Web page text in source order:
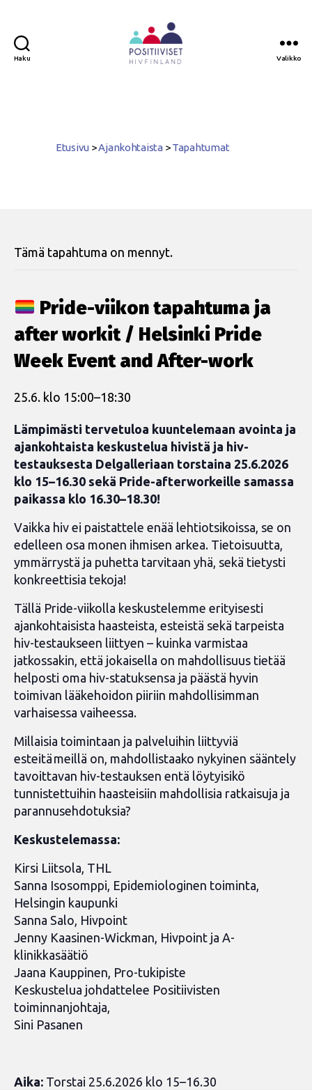
Haku Valikko
Etusivu >Ajankohtaista >Tapahtumat
Tämä tapahtuma on mennyt.
Pride-viikon tapahtuma ja
after workit / Helsinki Pride
Week Event and After-work
25.6. klo 15:00–18:30
Lämpimästi tervetuloa kuuntelemaan avointa ja
ajankohtaista keskustelua hivistä ja hiv-
testauksesta Delgalleriaan torstaina 25.6.2026
klo 15–16.30 sekä Pride-afterworkeille samassa
paikassa klo 16.30–18.30!
Vaikka hiv ei paistattele enää lehtiotsikoissa, se on
edelleen osa monen ihmisen arkea. Tietoisuutta,
ymmärrystä ja puhetta tarvitaan yhä, sekä tietysti
konkreettisia tekoja!
Tällä Pride-viikolla keskustelemme erityisesti
ajankohtaisista haasteista, esteistä sekä tarpeista
hiv-testaukseen liittyen – kuinka varmistaa
jatkossakin, että jokaisella on mahdollisuus tietää
helposti oma hiv-statuksensa ja päästä hyvin
toimivan lääkehoidon piiriin mahdollisimman
varhaisessa vaiheessa.
Millaisia toimintaan ja palveluihin liittyviä
esteitä meillä on, mahdollistaako nykyinen sääntely
tavoittavan hiv-testauksen entä löytyisikö
tunnistettuihin haasteisiin mahdollisia ratkaisuja ja
parannusehdotuksia?
Keskustelemassa:
Kirsi Liitsola, THL
Sanna Isosomppi, Epidemiologinen toiminta,
Helsingin kaupunki
Sanna Salo, Hivpoint
Jenny Kaasinen-Wickman, Hivpoint ja A-
klinikkasäätiö
Jaana Kauppinen, Pro-tukipiste
Keskustelua johdattelee Positiivisten
toiminnanjohtaja,
Sini Pasanen
Aika: Torstai 25.6.2026 klo 15–16.30